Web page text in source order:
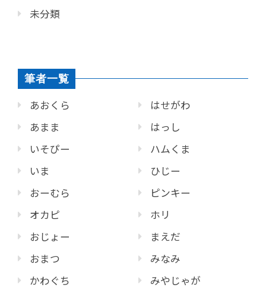
未分類
筆者一覧
あおくら
あまま
いそぴー
いま
おーむら
オカピ
おじょー
おまつ
かわぐち
はせがわ
はっし
ハムくま
ひじー
ピンキー
ホリ
まえだ
みなみ
みやじゃが